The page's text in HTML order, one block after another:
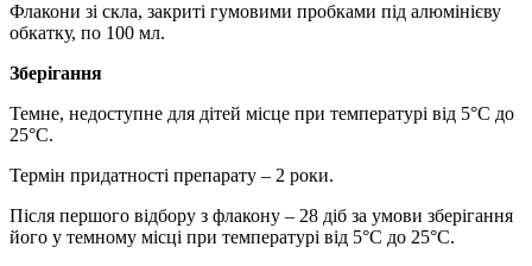
Флакони зі скла, закриті гумовими пробками під алюмінієву
обкатку, по 100 мл.
Зберігання
Темне, недоступне для дітей місце при температурі від 5°С до
25°С.
Термін придатності препарату – 2 роки.
Після першого відбору з флакону – 28 діб за умови зберігання
його у темному місці при температурі від 5°С до 25°С.